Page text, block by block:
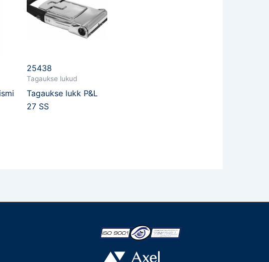
25438
Tagaukse lukud
Tagaukse lukk P&L
27 SS